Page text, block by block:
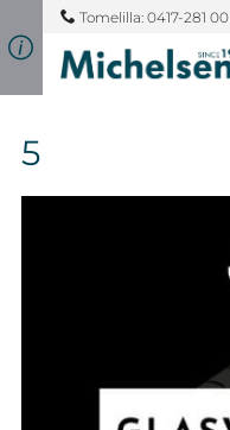
Tomelilla: 0417-281 00
5